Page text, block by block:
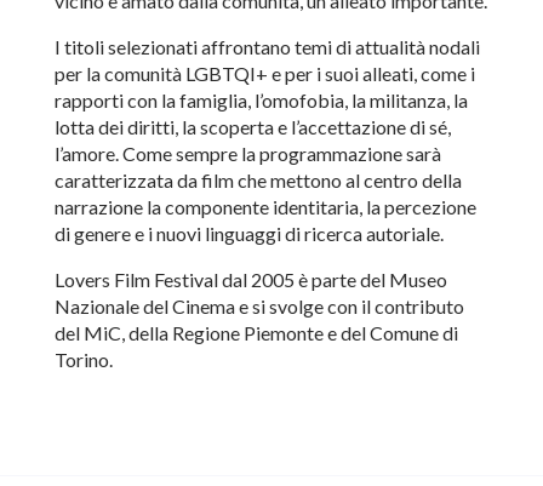
I titoli selezionati affrontano temi di attualità nodali
per la comunità LGBTQI+ e per i suoi alleati, come i
rapporti con la famiglia, l’omofobia, la militanza, la
lotta dei diritti, la scoperta e l’accettazione di sé,
l’amore. Come sempre la programmazione sarà
caratterizzata da film che mettono al centro della
narrazione la componente identitaria, la percezione
di genere e i nuovi linguaggi di ricerca autoriale.
Lovers Film Festival dal 2005 è parte del Museo
Nazionale del Cinema e si svolge con il contributo
del MiC, della Regione Piemonte e del Comune di
Torino.